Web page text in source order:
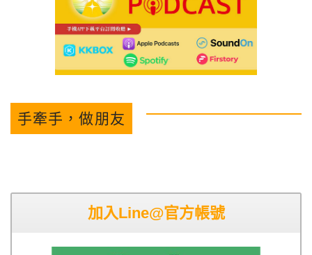
手牽手，做朋友
加入Line@官方帳號